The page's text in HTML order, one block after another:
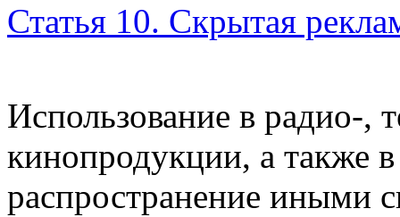
Статья 10. Скрытая
Использование в радио-,
кинопродукции, а также
распространение иными